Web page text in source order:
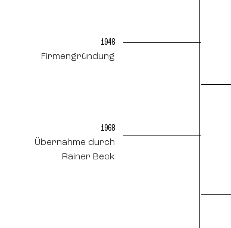
1946
Firmengründung
1968
Übernahme durch
Rainer Beck